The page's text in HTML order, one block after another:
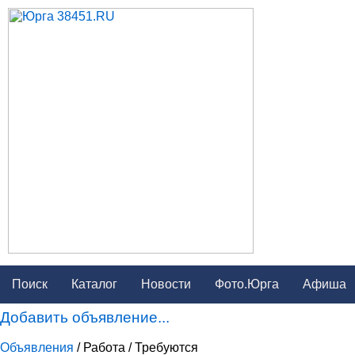
Поиск Каталог Новости Фото.Юрга Афиша
Добавить объявление...
Объявления / Работа / Требуются